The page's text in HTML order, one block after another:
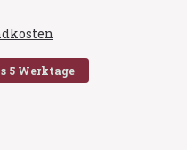
5 Werktage